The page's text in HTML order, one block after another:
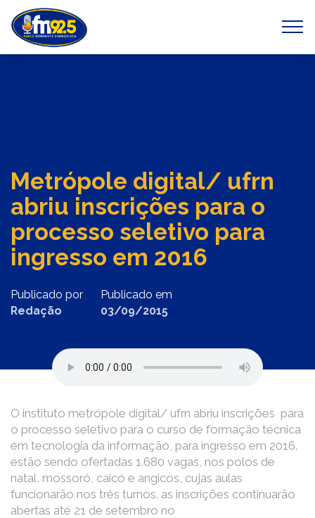
Previous Next
Metrópole digital/ ufrn
abriu inscrições para o
processo seletivo para
ingresso em 2016
Publicado por
Redação
Publicado em
03/09/2015
O instituto metrópole digital/ ufrn abriu inscrições para
o processo seletivo para o curso de formação técnica
em tecnologia da informação, para ingresso em 2016.
estão sendo ofertadas 1.680 vagas, nos polos de
natal, mossoró, caicó e angicos, cujas aulas
funcionarão nos três turnos. as inscrições continuarão
abertas até 21 de setembro no